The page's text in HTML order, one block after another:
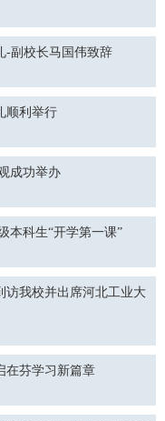
-副校长马国伟致辞
顺利举行
成功举办
本科生“开学第一课”
访我校并出席河北工业大
在芬学习新篇章